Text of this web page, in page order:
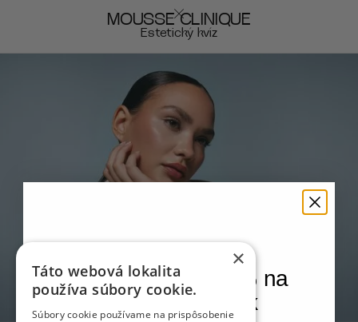
Estetický kvíz
MOUSSE CLINIQUE
×
Táto webová lokalita
používa súbory cookie.
Súbory cookie používame na prispôsobenie
Získajte zľavu 10% na
svoj prvý zákrok